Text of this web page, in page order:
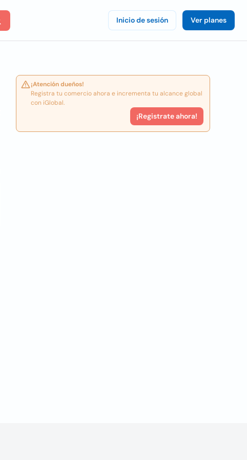
Inicio de sesión Ver planes
¡Atención dueños!
Registra tu comercio ahora e incrementa tu alcance global
con iGlobal.
¡Registrate ahora!